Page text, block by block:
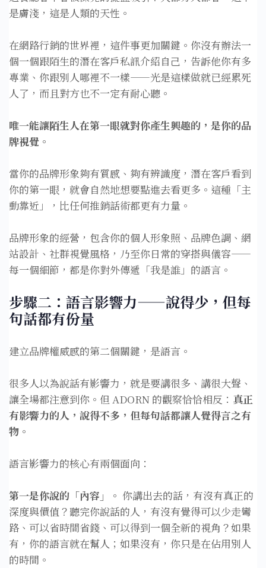
是膚淺，這是人類的天性。
在網路行銷的世界裡，這件事更加關鍵。你沒有辦法一
個一個跟陌生的潛在客戶私訊介紹自己，告訴他你有多
專業、你跟別人哪裡不一樣——光是這樣做就已經累死
人了，而且對方也不一定有耐心聽。
唯一能讓陌生人在第一眼就對你產生興趣的，是你的品
牌視覺。
當你的品牌形象夠有質感、夠有辨識度，潛在客戶看到
你的第一眼，就會自然地想要點進去看更多。這種「主
動靠近」，比任何推銷話術都更有力量。
品牌形象的經營，包含你的個人形象照、品牌色調、網
站設計、社群視覺風格，乃至你日常的穿搭與儀容——
每一個細節，都是你對外傳遞「我是誰」的語言。
步驟二：語言影響力——說得少，但每
句話都有份量
建立品牌權威感的第二個關鍵，是語言。
很多人以為說話有影響力，就是要講很多、講很大聲、
讓全場都注意到你。但 ADORN 的觀察恰恰相反： 真正
有影響力的人，說得不多，但每句話都讓人覺得言之有
物。
語言影響力的核心有兩個面向：
第一是你說的「內容」。 你講出去的話，有沒有真正的
深度與價值？聽完你說話的人，有沒有覺得可以少走彎
路、可以省時間省錢、可以得到一個全新的視角？如果
有，你的語言就在幫人；如果沒有，你只是在佔用別人
的時間。